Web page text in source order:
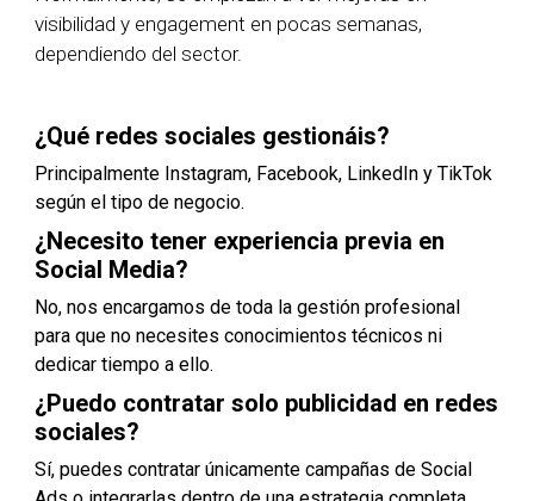
visibilidad y engagement en pocas semanas,
dependiendo del sector.
¿Qué redes sociales gestionáis?
Principalmente Instagram, Facebook, LinkedIn y TikTok
según el tipo de negocio.
¿Necesito tener experiencia previa en
Social Media?
No, nos encargamos de toda la gestión profesional
para que no necesites conocimientos técnicos ni
dedicar tiempo a ello.
¿Puedo contratar solo publicidad en redes
sociales?
Sí, puedes contratar únicamente campañas de Social